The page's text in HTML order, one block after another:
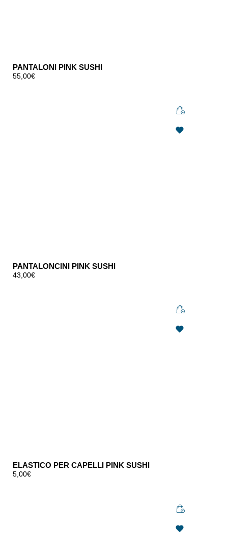
PANTALONI PINK SUSHI
55,00€
PANTALONCINI PINK SUSHI
43,00€
ELASTICO PER CAPELLI PINK SUSHI
5,00€